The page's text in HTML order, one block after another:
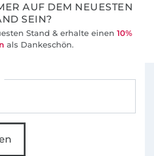
AUF DEM NEUESTEN
SEIN?
Stand & erhalte einen 10%
als Dankeschön.